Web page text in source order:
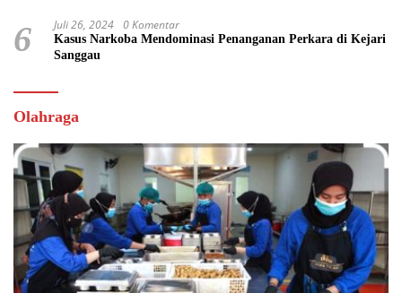
6 Juli 26, 2024 0 Komentar
Kasus Narkoba Mendominasi Penanganan Perkara di Kejari
Sanggau
Olahraga